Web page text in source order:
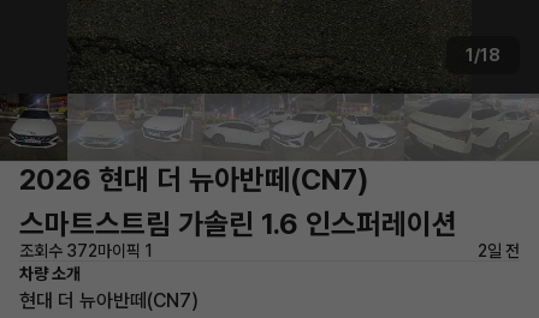
1/18
2026 현대 더 뉴아반떼(CN7)
스마트스트림 가솔린 1.6 인스퍼레이션
조회수 372마이픽 1
2일 전
차량 소개
현대 더 뉴아반떼(CN7)